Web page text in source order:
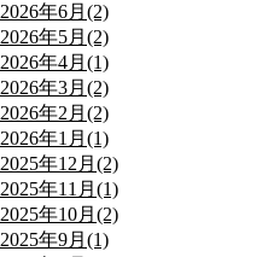
2026年6月(2)
2026年5月(2)
2026年4月(1)
2026年3月(2)
2026年2月(2)
2026年1月(1)
2025年12月(2)
2025年11月(1)
2025年10月(2)
2025年9月(1)